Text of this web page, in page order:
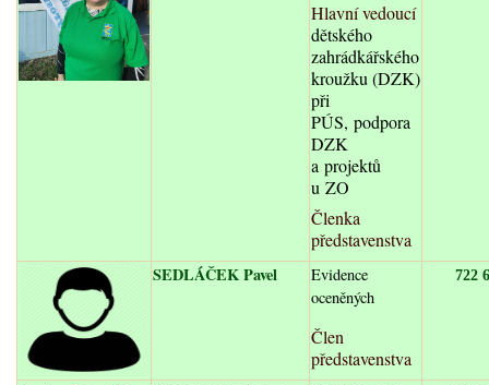
Hlavní vedoucí
dětského
zahrádkářského
kroužku (DZK)
při
PÚS, podpora
DZK
a projektů
u ZO
Členka
představenstva
SEDLÁČEK Pavel
Evidence
oceněných
Člen
představenstva
722